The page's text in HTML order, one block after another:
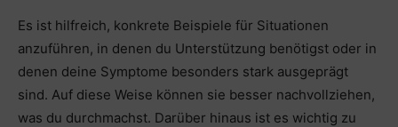
Es ist hilfreich, konkrete Beispiele für Situationen
anzuführen, in denen du Unterstützung benötigst oder in
denen deine Symptome besonders stark ausgeprägt
sind. Auf diese Weise können sie besser nachvollziehen,
was du durchmachst. Darüber hinaus ist es wichtig zu